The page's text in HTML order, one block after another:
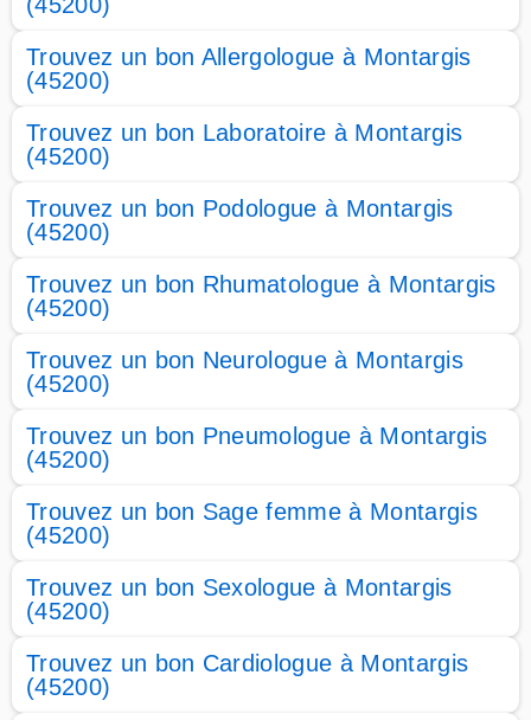
Trouvez un bon Allergologue à Montargis
(45200)
Trouvez un bon Laboratoire à Montargis
(45200)
Trouvez un bon Podologue à Montargis
(45200)
Trouvez un bon Rhumatologue à Montargis
(45200)
Trouvez un bon Neurologue à Montargis
(45200)
Trouvez un bon Pneumologue à Montargis
(45200)
Trouvez un bon Sage femme à Montargis
(45200)
Trouvez un bon Sexologue à Montargis
(45200)
Trouvez un bon Cardiologue à Montargis
(45200)